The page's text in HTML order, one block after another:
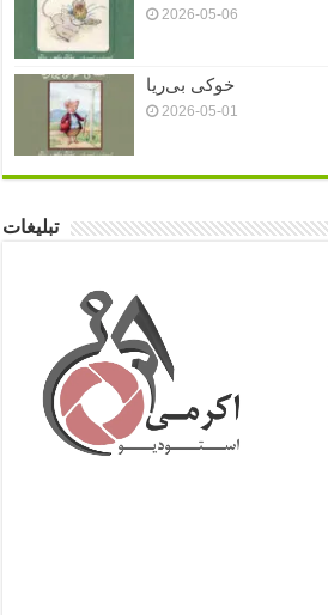
2026-05-06
خوکی بی‌ریا
2026-05-01
تبلیغات